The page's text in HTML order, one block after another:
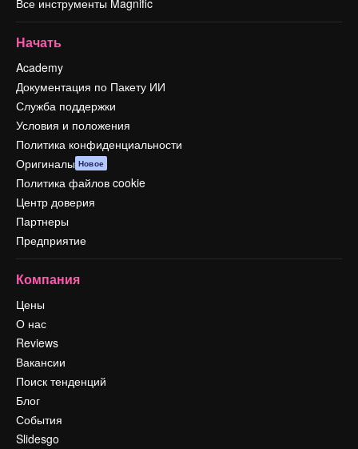
Начать
Academy
Документация по Пакету ИИ
Служба поддержки
Условия и положения
Политика конфиденциальности
Оригиналы Новое
Политика файлов cookie
Центр доверия
Партнеры
Предприятие
Компания
Цены
О нас
Reviews
Вакансии
Поиск тенденций
Блог
События
Slidesgo